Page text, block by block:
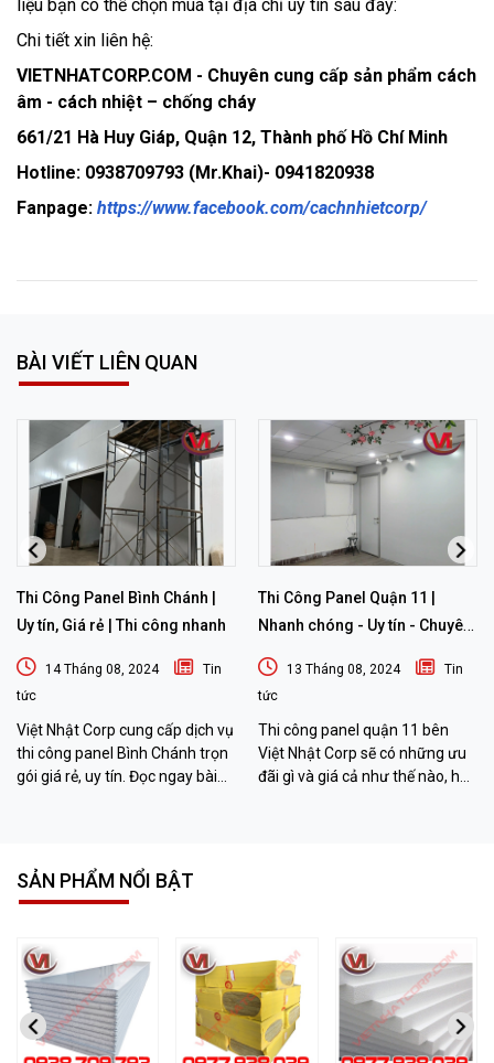
liệu bạn có thể chọn mua tại địa chỉ uy tín sau đây:
Chi tiết xin liên hệ:
VIETNHATCORP.COM - Chuyên cung cấp sản phẩm cách
âm - cách nhiệt – chống cháy
661/21 Hà Huy Giáp, Quận 12, Thành phố Hồ Chí Minh
Hotline: 0938709793 (Mr.Khai)- 0941820938
Fanpage: https://www.facebook.com/cachnhietcorp/
BÀI VIẾT LIÊN QUAN
Thi Công Panel Bình Chánh |
Uy tín, Giá rẻ | Thi công nhanh
14 Tháng 08, 2024
Tin
tức
Việt Nhật Corp cung cấp dịch vụ
thi công panel Bình Chánh trọn
gói giá rẻ, uy tín. Đọc ngay bài
Thi Công Panel Quận 11 |
Nhanh chóng - Uy tín - Chuyên
nghiệp
13 Tháng 08, 2024
Tin
tức
Thi công panel quận 11 bên
Việt Nhật Corp sẽ có những ưu
đãi gì và giá cả như thế nào, hãy
SẢN PHẨM NỔI BẬT